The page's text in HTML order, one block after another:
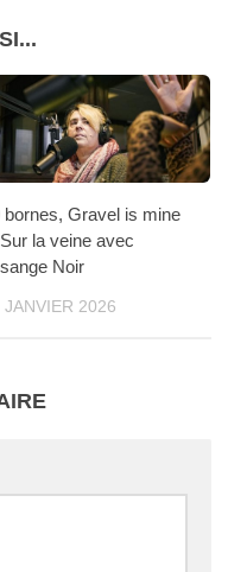
bornes, Gravel is mine
la veine avec
Noir
JANVIER 2026